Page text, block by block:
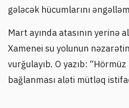
gələcək hücumlarını
Mart ayında atasının yerinə
Xamenei su yolunun
vurğulayıb. O yazıb: “Hörmüz
bağlanması aləti mütləq